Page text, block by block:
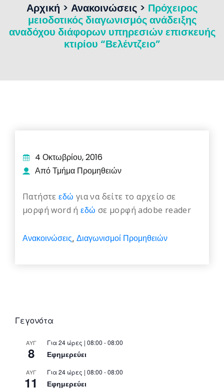
Αρχική > Ανακοινώσεις > Πρόχειρος
μειοδοτικός διαγωνισμός ανάδειξης
αναδόχου διάφορων υπηρεσιών επισκευής
κτιρίου “Βελέντζειο”
4 Οκτωβρίου, 2016
Από Τμήμα Προμηθειών
Πατήστεεδώ για να δείτε το αρχείο σε
μορφή word ήεδώ σε μορφή adobe reader
Ανακοινώσεις, Διαγωνισμοί Προμηθειών
Γεγονότα
ΑΥΓ
8
Για 24 ώρες | 08:00 - 08:00
Εφημερεύει
ΑΥΓ
11
Για 24 ώρες | 08:00 - 08:00
Εφημερεύει